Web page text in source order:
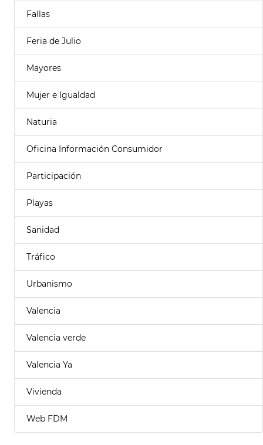
Fallas
Feria de Julio
Mayores
Mujer e Igualdad
Naturia
Oficina Información Consumidor
Participación
Playas
Sanidad
Tráfico
Urbanismo
Valencia
Valencia verde
Valencia Ya
Vivienda
Web FDM